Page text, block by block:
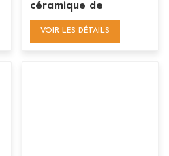
céramique de
plancher en béton de
VOIR LES DÉTAILS